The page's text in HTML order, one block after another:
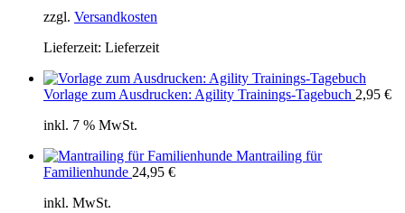
zzgl. Versandkosten
Lieferzeit: Lieferzeit
Vorlage zum Ausdrucken: Agility Trainings-Tagebuch 2,95 €
inkl. 7 % MwSt.
Mantrailing für
Familienhunde 24,95 €
inkl. MwSt.